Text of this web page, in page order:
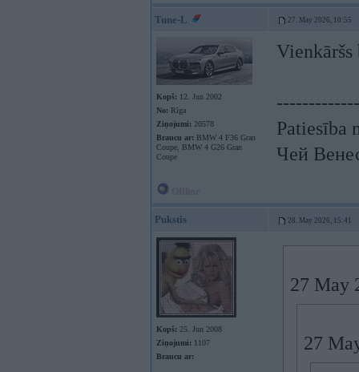
Tune-L 27. May 2026, 10:55
Kopš: 12. Jun 2002
No: Rīga
Ziņojumi: 20578
Braucu ar: BMW 4 F36 Gran
Coupe, BMW 4 G26 Gran
Coupe
Patiesība
Чей
Pukstis 28. May 2026, 15:41
Kopš: 25. Jun 2008
Ziņojumi: 1107
Braucu ar:
27 May
27